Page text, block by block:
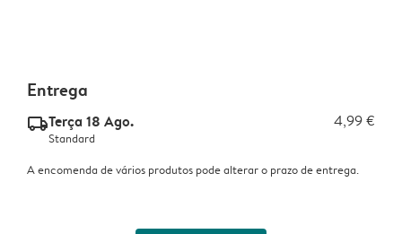
Entrega
delivery_standard_v2Terça 18 Ago. 4,99 €
Standard
A encomenda de vários produtos pode alterar o prazo de entrega.